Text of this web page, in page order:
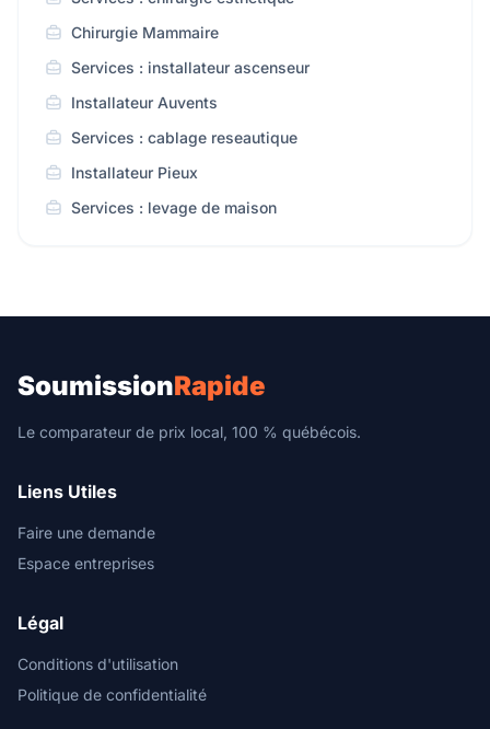
Chirurgie Mammaire
Services : installateur ascenseur
Installateur Auvents
Services : cablage reseautique
Installateur Pieux
Services : levage de maison
SoumissionRapide
Le comparateur de prix local, 100 % québécois.
Liens Utiles
Faire une demande
Espace entreprises
Légal
Conditions d'utilisation
Politique de confidentialité